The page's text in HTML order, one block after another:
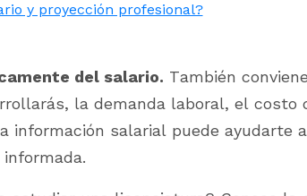
y proyección profesional?
del salario. También
la demanda laboral, el costo
información salarial puede ayudarte